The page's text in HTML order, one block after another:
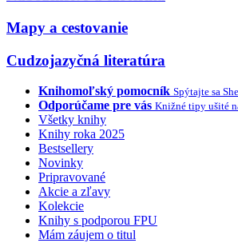
Mapy a cestovanie
Cudzojazyčná literatúra
Knihomoľský pomocník Spýtajte sa
Odporúčame pre vás Knižné tipy ušité
Všetky knihy
Knihy roka 2025
Bestsellery
Novinky
Pripravované
Akcie a zľavy
Kolekcie
Knihy s podporou FPU
Mám záujem o titul